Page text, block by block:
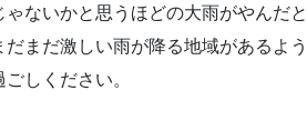
ないかと思うほどの大雨がやんだ
まだ激しい雨が降る地域があるよう
しください。